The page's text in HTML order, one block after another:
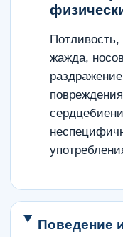
Потливость,
жажда,
Поведение